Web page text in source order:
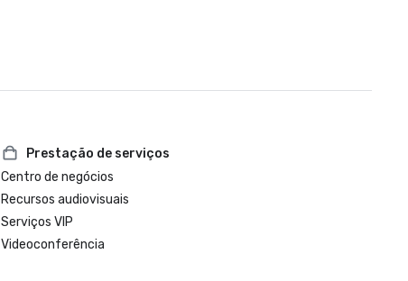
Prestação de serviços
Centro de negócios
Recursos audiovisuais
Serviços VIP
Videoconferência